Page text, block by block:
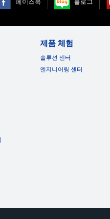
페이스북 블로그
제품 체험
솔루션 센터
엔지니어링 센터